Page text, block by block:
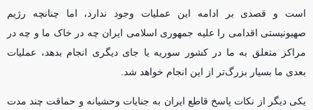
است و قصدی بر ادامه این عملیات وجود ندارد، اما چنانچه رژیم
صهیونیستی اقدامی را علیه جمهوری اسلامی ایران چه در خاک ما و چه در
مراکز متعلق به ما در کشور سوریه یا جای دیگری انجام بدهد، عملیات
بعدی ما بسیار بزرگ‌تر از این انجام خواهد شد.
یکی دیگر از نکات پاسخ قاطع ایران به جنایات وحشیانه و حماقت چند مدت